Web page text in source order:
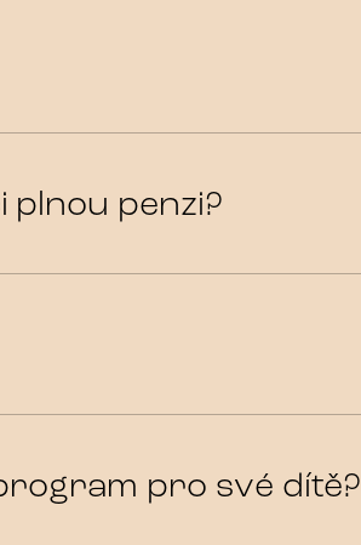
plnou penzi?
pro své dítě?